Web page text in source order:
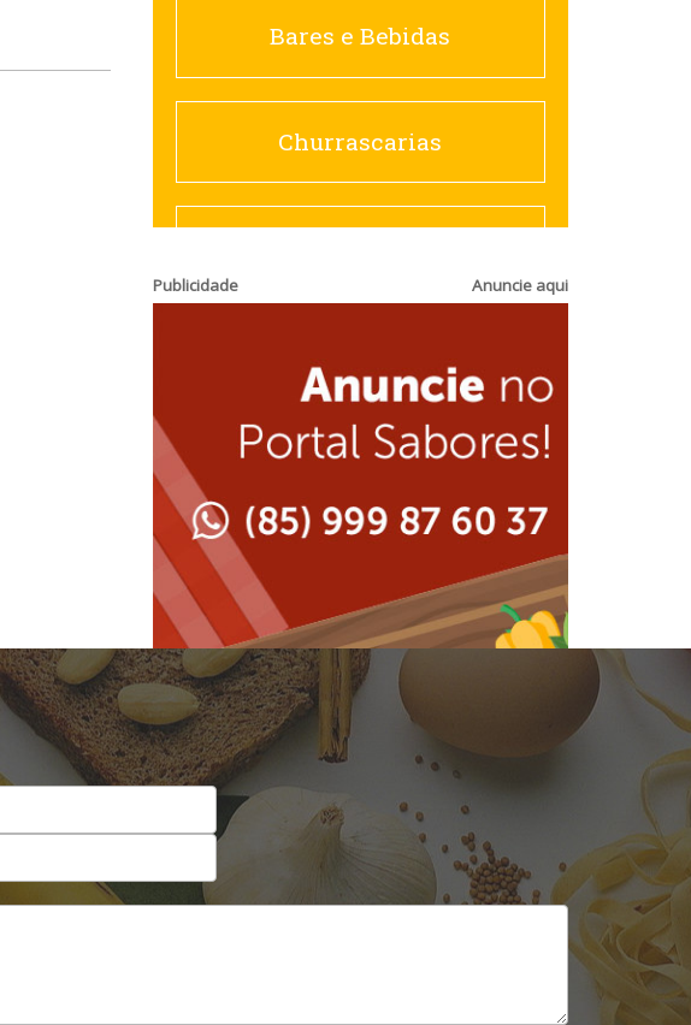
Comida saudável
Contemporânea
Espanhola
Francesa
Hamburguerias e
Sanduicherias
Internacional
Japonesa e Oriental
Bares e Bebidas
Churrascarias
Sanduicherias
Lanchonetes
Massas
Padarias e Confeitarias
Peixes e Frutos do Mar
Pizzarias
Publicidade Anuncie aqui